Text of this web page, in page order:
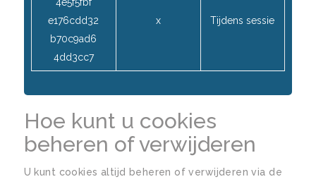
e176cdd32
b70c9ad6
4dd3cc7
x Tijdens sessie
Hoe kunt u cookies
beheren of verwijderen
U kunt cookies altijd beheren of verwijderen via de